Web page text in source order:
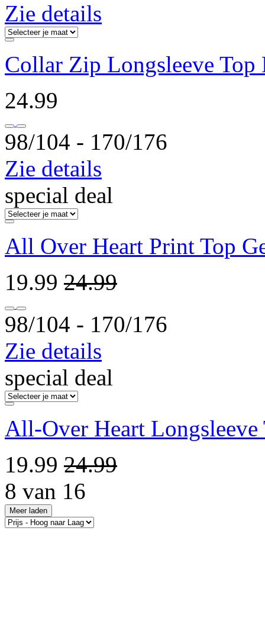
Zie details
Collar Zip Longsleeve Top
24.99
98/104 ‐ 170/176
Zie details
special deal
All Over Heart Print Top
19.99 24.99
98/104 ‐ 170/176
Zie details
special deal
All-Over Heart
19.99 24.99
8 van 16
Meer laden